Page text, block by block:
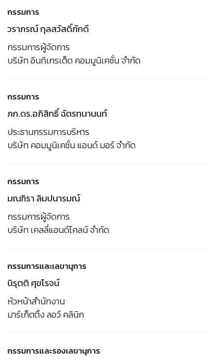
กรรมการ
วราภรณ์ กุลสวัสดิ์ภักดี
กรรมการผู้จัดการ
บริษัท อินทิเกรเต็ด คอมมูนิเคชั่น จำกัด
กรรมการ
ภก.ดร.อภิสิทธิ์ ฉัตรทนานนท์
ประธานกรรมการบริหาร
บริษัท คอมมูนิเคชั่น แอนด์ มอร์ จำกัด
กรรมการ
มณฑิรา ลิมปนารมณ์
กรรมการผู้จัดการ
บริษัท เคลลี่แอนด์ไคลน์ จำกัด
กรรมการและเลขานุการ
นิรุตติ ศุขโรจน์
หัวหน้าสำนักงาน
มาร์เก็ตติ้ง ลอว์ คลินิก
กรรมการและรองเลขานุการ